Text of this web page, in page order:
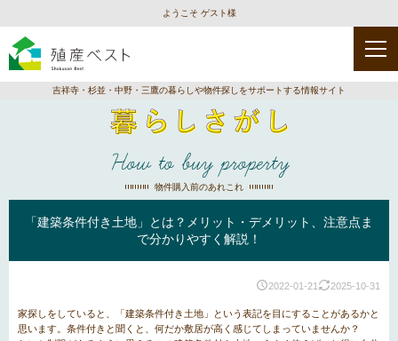
ようこそ ゲスト様
吉祥寺・杉並・中野・三鷹の暮らしや物件探しをサポートする情報サイト
How to buy property
物件購入前のあれこれ
「建築条件付き土地」とは？メリット・デメリット、注意点ま
で分かりやすく解説！
2022-01-21 2025-10-31
家探しをしていると、「建築条件付き土地」という表記を目にすることがあるかと
思います。条件付きと聞くと、何だか敷居が高く感じてしまっていませんか？